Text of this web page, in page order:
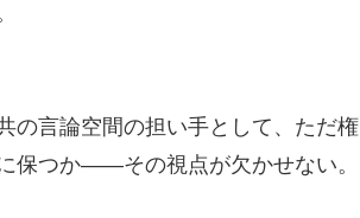
の言論空間の担い手として、ただ権
保つか――その視点が欠かせない。